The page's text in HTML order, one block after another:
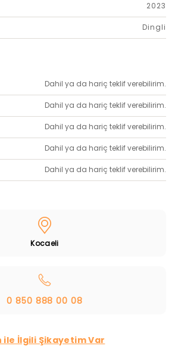
2023
Dingli
Dahil ya da hariç teklif verebilirim.
Dahil ya da hariç teklif verebilirim.
Dahil ya da hariç teklif verebilirim.
Dahil ya da hariç teklif verebilirim.
Dahil ya da hariç teklif verebilirim.
Kocaeli
0 850 888 00 08
ile İlgili Şikayetim Var